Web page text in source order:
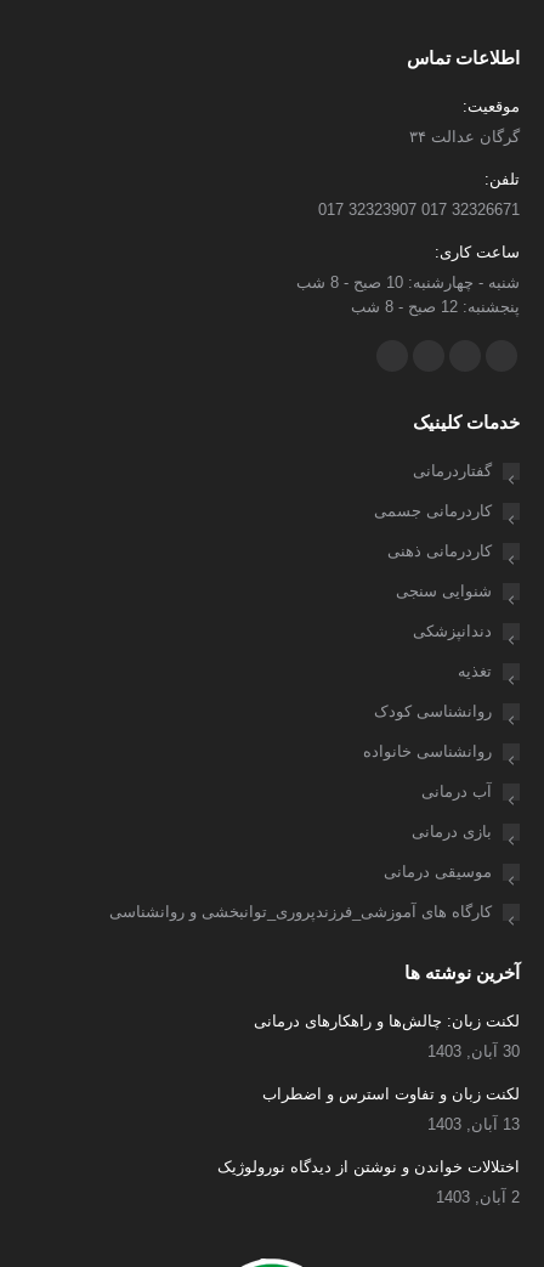
اطلاعات تماس
موقعیت:
گرگان عدالت ۳۴
تلفن:
32326671 017 32323907 017
ساعت کاری:
شنبه - چهارشنبه: 10 صبح - 8 شب
پنجشنبه: 12 صبح - 8 شب
کردن
برگه
جدید
کردن
برگه
جدید
کردن
برگه
جدید جدید
خدمات کلینیک
گفتاردرمانی
کاردرمانی جسمی
کاردرمانی ذهنی
شنوایی سنجی
دندانپزشکی
تغذیه
روانشناسی کودک
روانشناسی خانواده
آب درمانی
بازی درمانی
موسیقی درمانی
کارگاه های آموزشی_فرزندپروری_توانبخشی و روانشناسی
آخرین نوشته ها
لکنت زبان: چالش‌ها و راهکارهای درمانی
30 آبان, 1403
لکنت زبان و تفاوت استرس و اضطراب
13 آبان, 1403
اختلالات خواندن و نوشتن از دیدگاه نورولوژیک
2 آبان, 1403